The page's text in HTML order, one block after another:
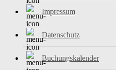
Impressum
Datenschutz
Buchungskalender